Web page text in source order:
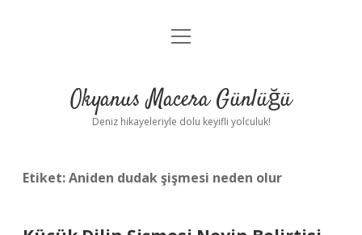
Anasayfa
Yasal Uyarı
menüyü
Okyanus Macera Günlüğü
Deniz hikayeleriyle dolu keyifli yolculuk!
Etiket:Aniden dudak şişmesi neden olur